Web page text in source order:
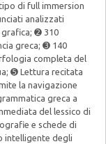
di full immersion
analizzati
➋ 310
greca; ➌ 140
completa del
➎ Lettura recitata
la navigazione
greca a
del lessico di
e schede di
intelligente degli